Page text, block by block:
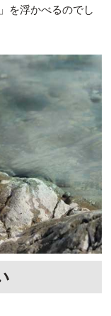
を浮かべるのでし